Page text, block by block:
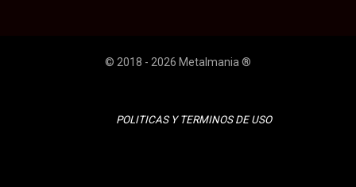
© 2018 - 2026 Metalmania ®
POLITICAS Y TERMINOS DE USO